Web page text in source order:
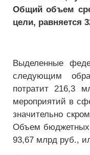
Общий объем
цели, равняется
Выделенные
следующим
потратит 216,3
мероприятий в
значительно
Объем бюджетных
93,67 млрд руб.,